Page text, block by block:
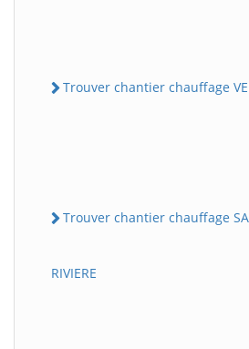
Trouver chantier chauffage
Trouver chantier chauffage
RIVIERE